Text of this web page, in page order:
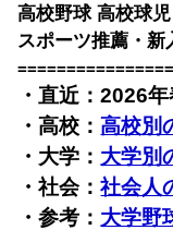
高校野球 高校球
スポーツ推薦・新
・直近：2026
・高校：高校別
・大学： 大学別
・社会：社会人
・参考： 大学野